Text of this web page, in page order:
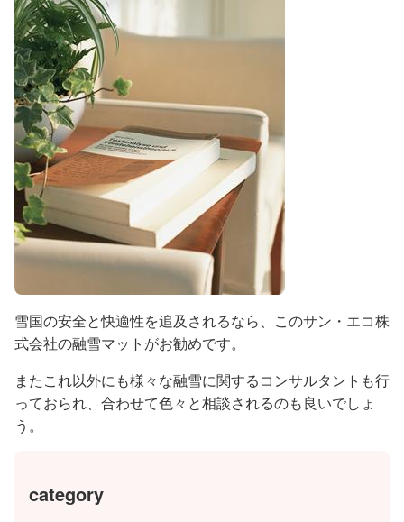
雪国の安全と快適性を追及されるなら、このサン・エコ株
式会社の融雪マットがお勧めです。
またこれ以外にも様々な融雪に関するコンサルタントも行
っておられ、合わせて色々と相談されるのも良いでしょ
う。
category